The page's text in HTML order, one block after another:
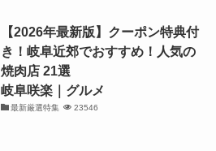
【2026年最新版】クーポン特典付
き！岐阜近郊でおすすめ！人気の
焼肉店 21選
岐阜咲楽｜グルメ
最新厳選特集 23546